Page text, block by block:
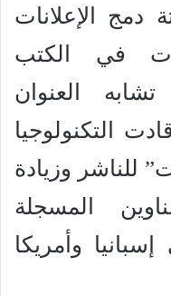
دمج الإعلانات
في الكتب
تشابه العنوان
التكنولوجيا
للناشر وزيادة
المسجلة
وأمريكا